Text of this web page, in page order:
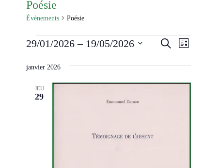
Poésie
Évènements Poésie
Évènements
et
Recherche
vues
Liste
29/01/2026 – 19/05/2026
une
janvier 2026
JEU
29